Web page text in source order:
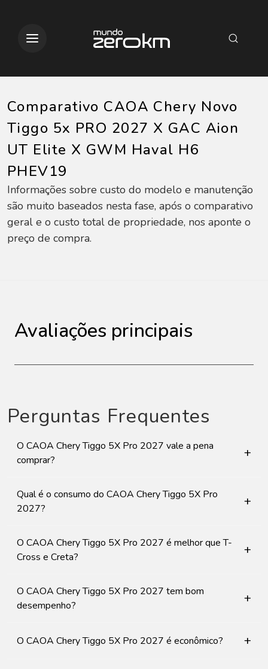
Comparativo CAOA Chery Novo
Tiggo 5x PRO 2027 X GAC Aion
UT Elite X GWM Haval H6
PHEV19
Informações sobre custo do modelo e manutenção
são muito baseados nesta fase, após o comparativo
geral e o custo total de propriedade, nos aponte o
preço de compra.
Avaliações principais
Perguntas Frequentes
O CAOA Chery Tiggo 5X Pro 2027 vale a pena
comprar?
+
Qual é o consumo do CAOA Chery Tiggo 5X Pro
2027?
+
O CAOA Chery Tiggo 5X Pro 2027 é melhor que T-
Cross e Creta?
+
O CAOA Chery Tiggo 5X Pro 2027 tem bom
desempenho?
+
O CAOA Chery Tiggo 5X Pro 2027 é econômico? +